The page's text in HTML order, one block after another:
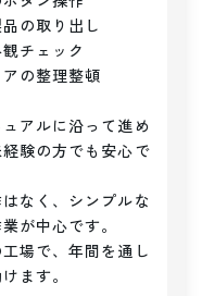
品の取り出し
チェック
アの整理整頓
アルに沿って進め
験の方でも安心で
なく、シンプルな
が中心です。
場で、年間を通し
ます。